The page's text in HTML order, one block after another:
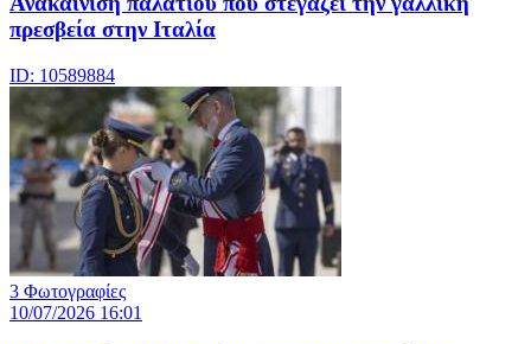
πρεσβεία στην Ιταλία
ID: 10589884
3 Φωτογραφίες
10/07/2026 16:01